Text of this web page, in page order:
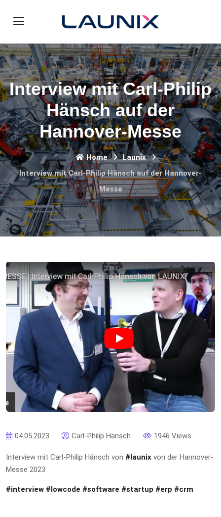
Interview mit Carl-Philip
Hänsch auf der
Hannover-Messe
Home
Launix
Interview mit Carl-Philip Hänsch auf der Hannover-
Messe
04.05.2023 Carl-Philip Hänsch 1946 Views
Interview mit Carl-Philip Hänsch von #launix von der Hannover-
Messe 2023
#interview #lowcode #software #startup #erp #crm